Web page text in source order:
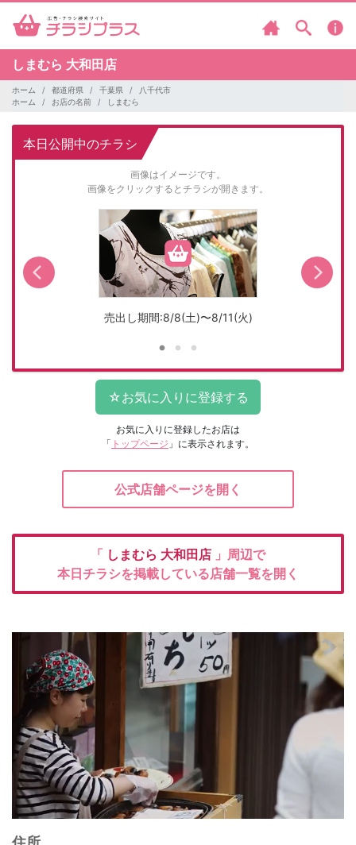
しまむら 大和田店
ホーム 都道府県 千葉県
八千代市
ホーム
お店の名前 しまむら
本日公開中のチラシ
画像はイメージです。
画像をクリックするとチラシが開きます。
売出し期間:8/8(土)〜8/11(火)
お気に入りに登録したお店は
「 トップページ 」に表示されます。
公式店舗ページを開く
「 しまむら 大和田店 」周辺で
本日チラシを掲載している店舗一覧を開く